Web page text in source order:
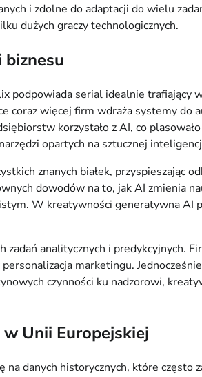
i zdolne do adaptacji do wielu
dużych graczy technologicznych.
biznesu
podpowiada serial idealnie
więcej firm wdraża systemy do
korzystało z AI, co
opartych na sztucznej
znanych białek, przyspieszając
dowodów na to, jak AI zmienia
W kreatywności generatywna
analitycznych i predykcyjnych.
marketingu.
czynności ku nadzorowi,
Unii Europejskiej
danych historycznych, które często